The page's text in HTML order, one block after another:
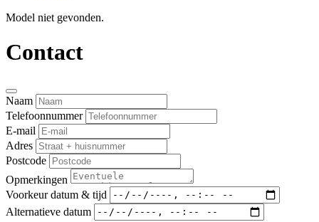
Model niet gevonden.
Contact
Naam
Telefoonnummer
E-mail
Adres
Postcode
Opmerkingen
Voorkeur datum & tijd
Alternatieve datum